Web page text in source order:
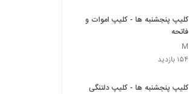
کلیپ پنجشنبه ها - کلیپ اموات و
فاتحه
M
۱۵۴ بازدید
کلیپ پنجشنبه ها - کلیپ دلتنگی